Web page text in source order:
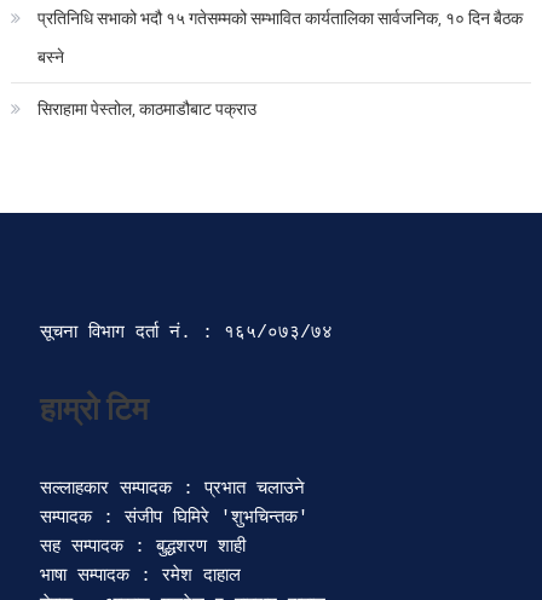
प्रतिनिधि सभाको भदौ १५ गतेसम्मको सम्भावित कार्यतालिका सार्वजनिक, १० दिन बैठक
बस्ने
सिराहामा पेस्तोल, काठमाडौबाट पक्राउ
सूचना विभाग दर्ता‍ नं. : १६५/०७३/७४
हाम्रो टिम
सल्लाहकार सम्पादक : प्रभात चलाउने
सम्पादक : संजीप घिमिरे 'शुभचिन्तक'
सह सम्पादक : बुद्धशरण शाही
भाषा सम्पादक : रमेश दाहाल